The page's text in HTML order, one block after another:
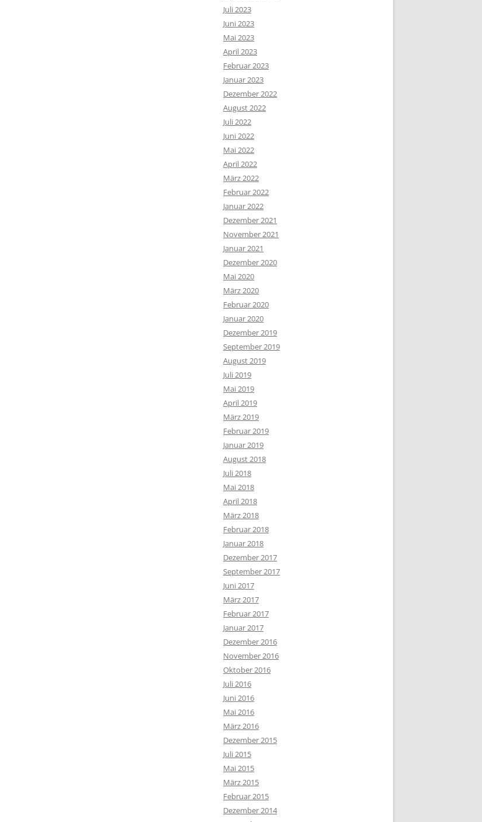
Juli 2023
Juni 2023
Mai 2023
April 2023
Februar 2023
Januar 2023
Dezember 2022
August 2022
Juli 2022
Juni 2022
Mai 2022
April 2022
März 2022
Februar 2022
Januar 2022
Dezember 2021
November 2021
Januar 2021
Dezember 2020
Mai 2020
März 2020
Februar 2020
Januar 2020
Dezember 2019
September 2019
August 2019
Juli 2019
Mai 2019
April 2019
März 2019
Februar 2019
Januar 2019
August 2018
Juli 2018
Mai 2018
April 2018
März 2018
Februar 2018
Januar 2018
Dezember 2017
September 2017
Juni 2017
März 2017
Februar 2017
Januar 2017
Dezember 2016
November 2016
Oktober 2016
Juli 2016
Juni 2016
Mai 2016
März 2016
Dezember 2015
Juli 2015
Mai 2015
März 2015
Februar 2015
Dezember 2014